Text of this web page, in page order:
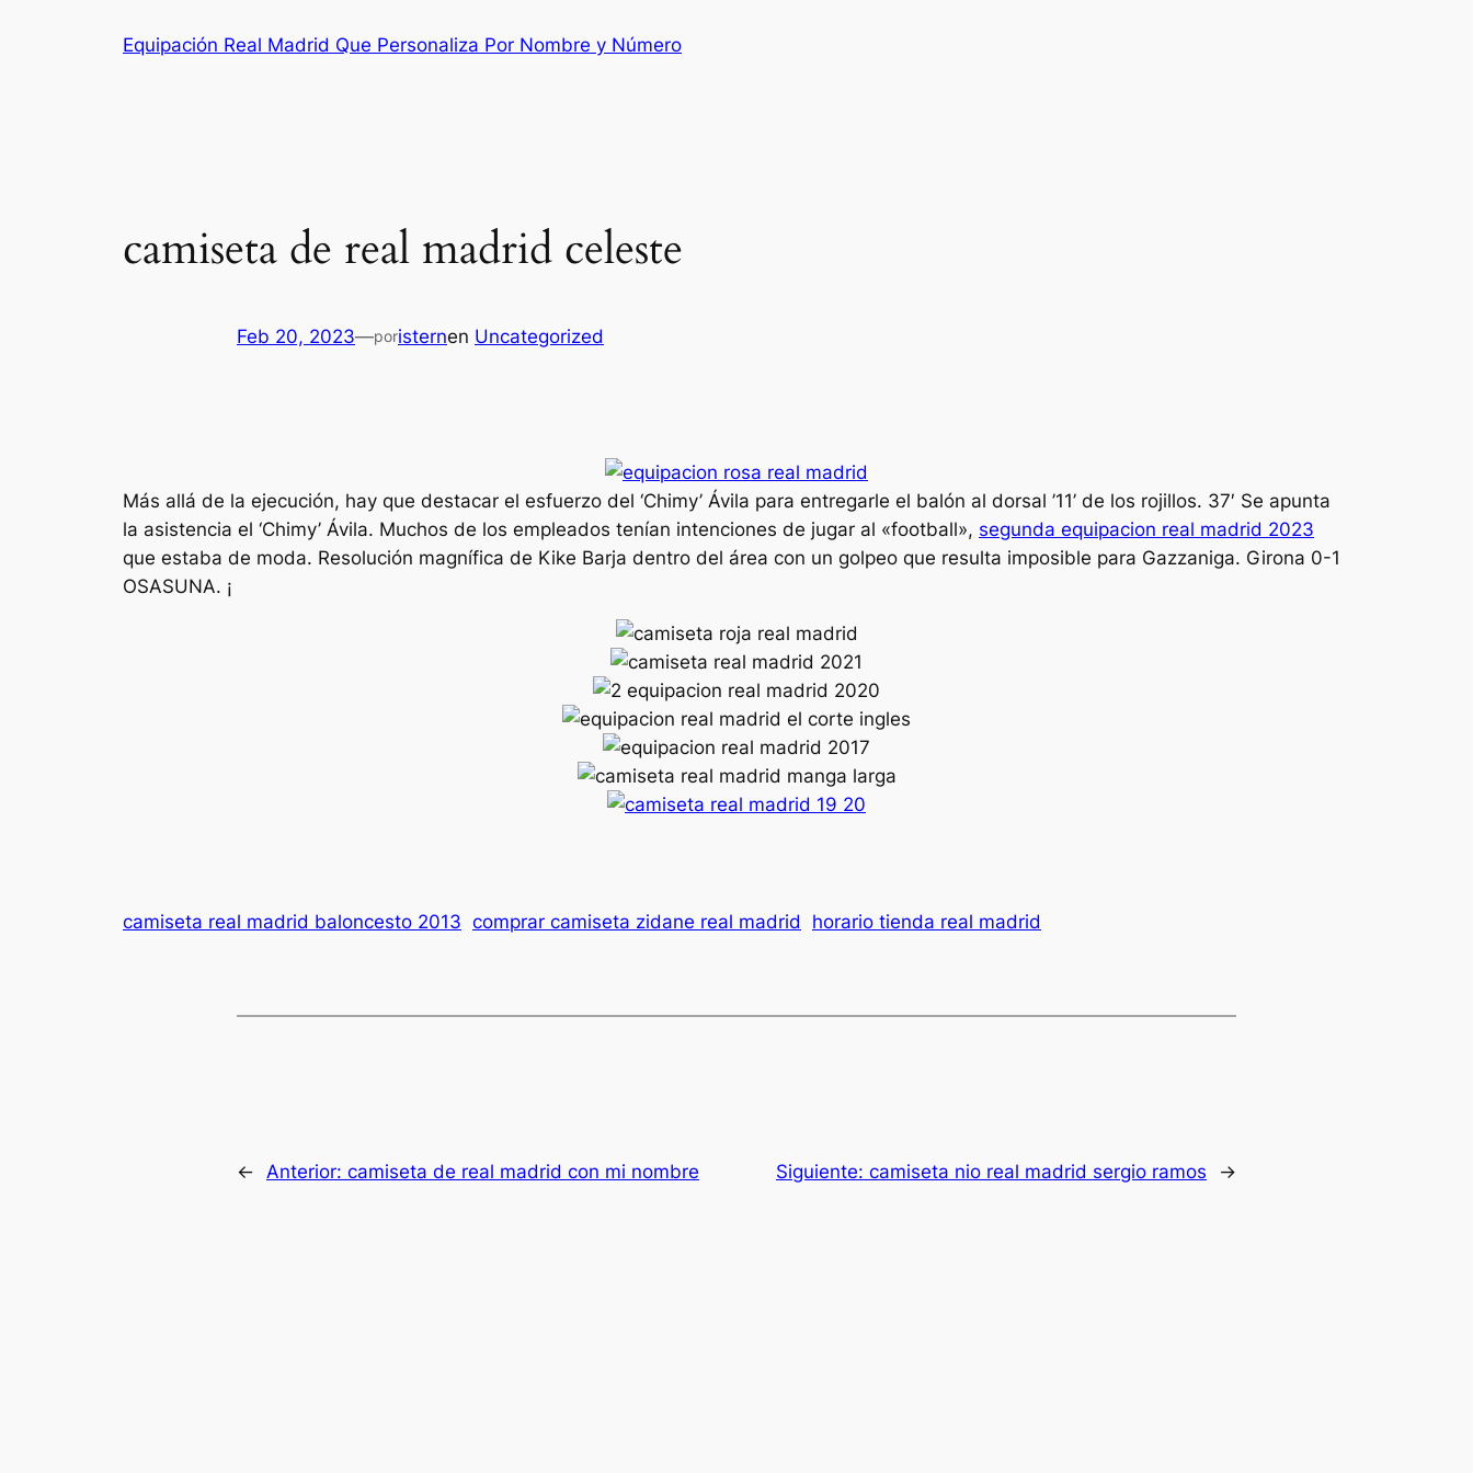
Equipación Real Madrid Que Personaliza Por Nombre y Número
camiseta de real madrid celeste
Feb 20, 2023—poristernen Uncategorized
Más allá de la ejecución, hay que destacar el esfuerzo del ‘Chimy’ Ávila para entregarle el balón al dorsal ’11’ de los rojillos. 37′ Se apunta
la asistencia el ‘Chimy’ Ávila. Muchos de los empleados tenían intenciones de jugar al «football», segunda equipacion real madrid 2023
que estaba de moda. Resolución magnífica de Kike Barja dentro del área con un golpeo que resulta imposible para Gazzaniga. Girona 0-1
OSASUNA. ¡
camiseta real madrid baloncesto 2013 comprar camiseta zidane real madrid horario tienda real madrid
← Anterior: camiseta de real madrid con mi nombre Siguiente: camiseta nio real madrid sergio ramos →